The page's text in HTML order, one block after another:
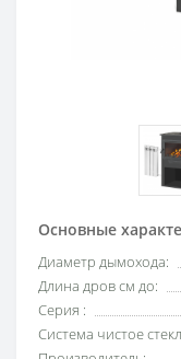
Основные
Диаметр дымохода:
Длина дров см до:
Серия :
Система чистое